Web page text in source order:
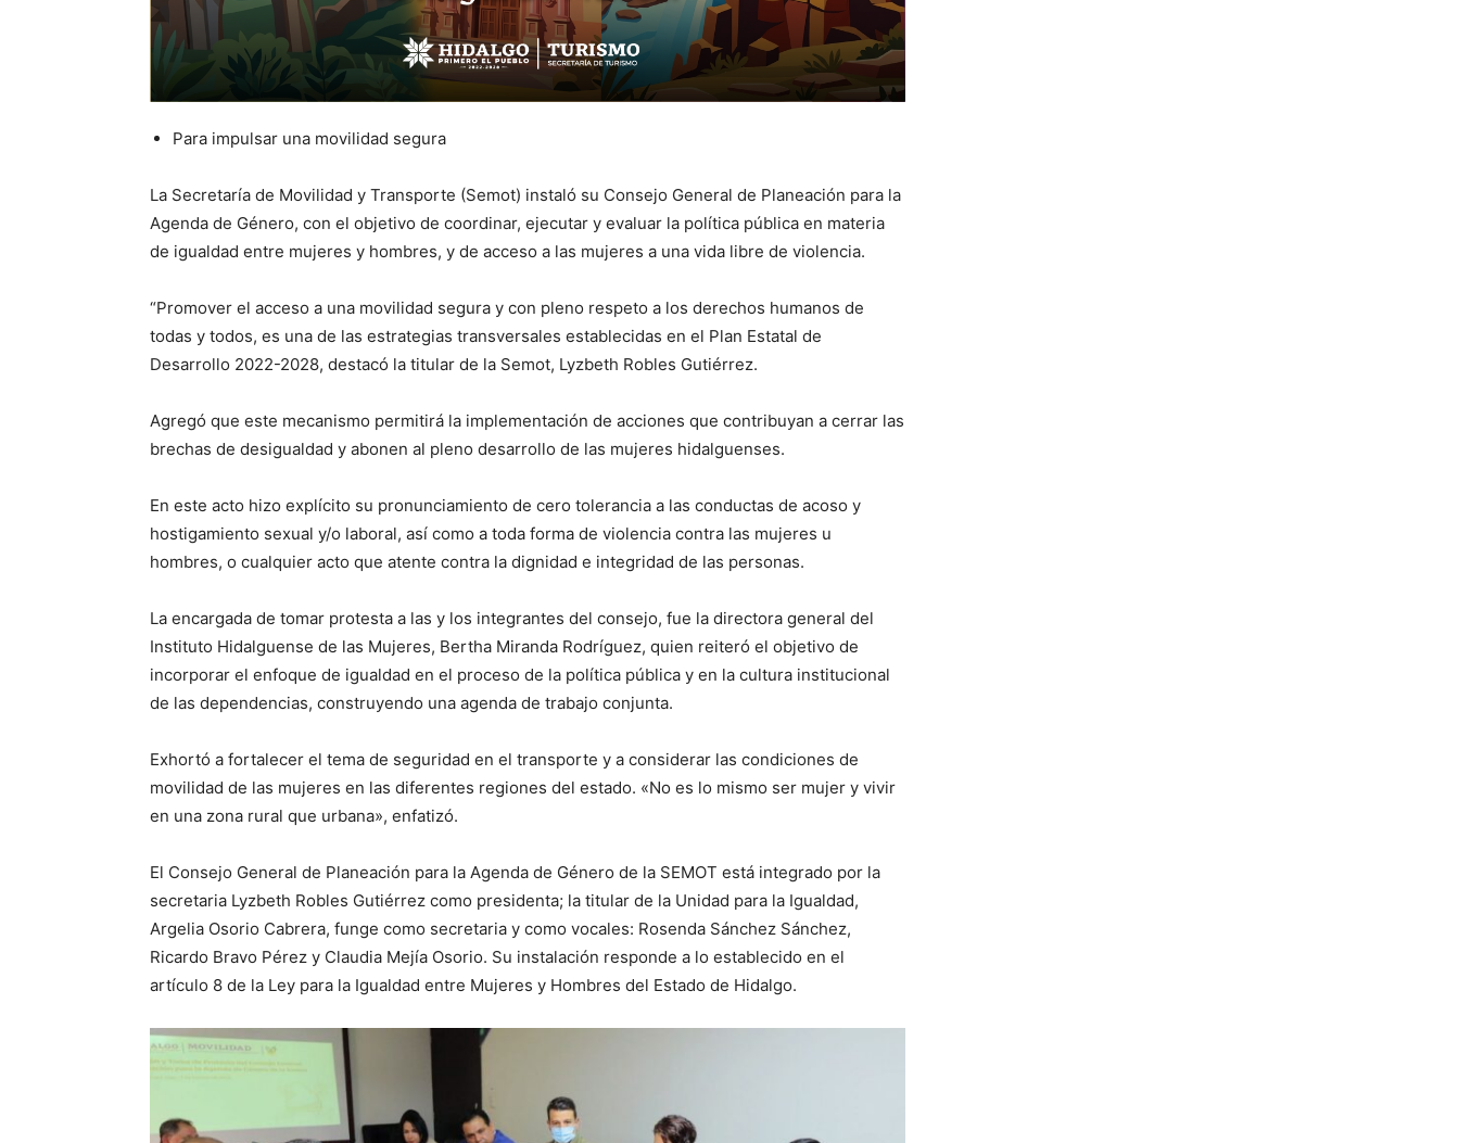
Para impulsar una movilidad segura
La Secretaría de Movilidad y Transporte (Semot) instaló su Consejo General de Planeación para la
Agenda de Género, con el objetivo de coordinar, ejecutar y evaluar la política pública en materia
de igualdad entre mujeres y hombres, y de acceso a las mujeres a una vida libre de violencia.
“Promover el acceso a una movilidad segura y con pleno respeto a los derechos humanos de
todas y todos, es una de las estrategias transversales establecidas en el Plan Estatal de
Desarrollo 2022-2028, destacó la titular de la Semot, Lyzbeth Robles Gutiérrez.
Agregó que este mecanismo permitirá la implementación de acciones que contribuyan a cerrar las
brechas de desigualdad y abonen al pleno desarrollo de las mujeres hidalguenses.
En este acto hizo explícito su pronunciamiento de cero tolerancia a las conductas de acoso y
hostigamiento sexual y/o laboral, así como a toda forma de violencia contra las mujeres u
hombres, o cualquier acto que atente contra la dignidad e integridad de las personas.
La encargada de tomar protesta a las y los integrantes del consejo, fue la directora general del
Instituto Hidalguense de las Mujeres, Bertha Miranda Rodríguez, quien reiteró el objetivo de
incorporar el enfoque de igualdad en el proceso de la política pública y en la cultura institucional
de las dependencias, construyendo una agenda de trabajo conjunta.
Exhortó a fortalecer el tema de seguridad en el transporte y a considerar las condiciones de
movilidad de las mujeres en las diferentes regiones del estado. «No es lo mismo ser mujer y vivir
en una zona rural que urbana», enfatizó.
El Consejo General de Planeación para la Agenda de Género de la SEMOT está integrado por la
secretaria Lyzbeth Robles Gutiérrez como presidenta; la titular de la Unidad para la Igualdad,
Argelia Osorio Cabrera, funge como secretaria y como vocales: Rosenda Sánchez Sánchez,
Ricardo Bravo Pérez y Claudia Mejía Osorio. Su instalación responde a lo establecido en el
artículo 8 de la Ley para la Igualdad entre Mujeres y Hombres del Estado de Hidalgo.